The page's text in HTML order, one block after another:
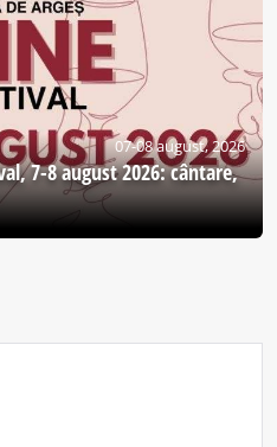
07-08 august, 2026
7-8 august 2026: cântare,